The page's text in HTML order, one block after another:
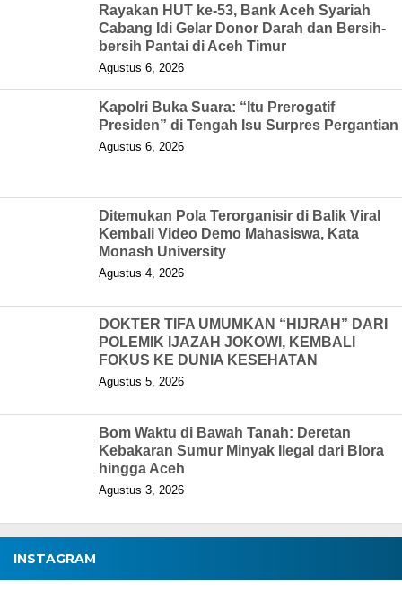
Rayakan HUT ke-53, Bank Aceh Syariah
Cabang Idi Gelar Donor Darah dan Bersih-
bersih Pantai di Aceh Timur
Agustus 6, 2026
Kapolri Buka Suara: “Itu Prerogatif
Presiden” di Tengah Isu Surpres Pergantian
Agustus 6, 2026
Ditemukan Pola Terorganisir di Balik Viral
Kembali Video Demo Mahasiswa, Kata
Monash University
Agustus 4, 2026
DOKTER TIFA UMUMKAN “HIJRAH” DARI
POLEMIK IJAZAH JOKOWI, KEMBALI
FOKUS KE DUNIA KESEHATAN
Agustus 5, 2026
Bom Waktu di Bawah Tanah: Deretan
Kebakaran Sumur Minyak Ilegal dari Blora
hingga Aceh
Agustus 3, 2026
INSTAGRAM